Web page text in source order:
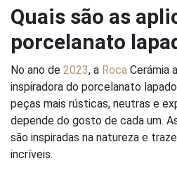
Quais são as
porcelanato
No ano de 2023, a Roca Cerámia
inspiradora do porcelanato
peças mais rústicas, neutras e
depende do gosto de cada um.
são inspiradas na natureza e
incríveis.